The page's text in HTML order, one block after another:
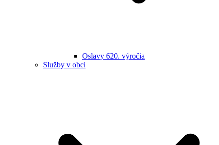
Oslavy 620. výročia
Služby v obci